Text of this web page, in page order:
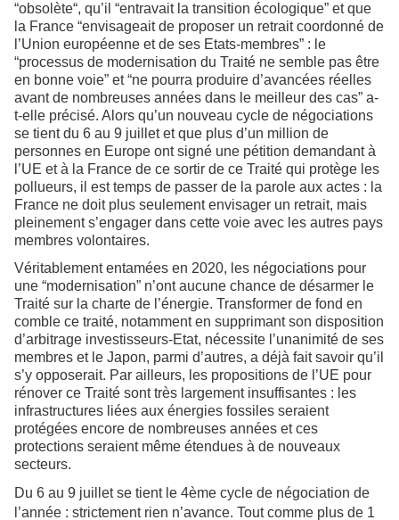
“obsolète“, qu’il “entravait la transition écologique” et que
la France “envisageait de proposer un retrait coordonné de
l’Union européenne et de ses Etats-membres” : le
“processus de modernisation du Traité ne semble pas être
en bonne voie” et “ne pourra produire d’avancées réelles
avant de nombreuses années dans le meilleur des cas” a-
t-elle précisé. Alors qu’un nouveau cycle de négociations
se tient du 6 au 9 juillet et que plus d’un million de
personnes en Europe ont signé une pétition demandant à
l’UE et à la France de ce sortir de ce Traité qui protège les
pollueurs, il est temps de passer de la parole aux actes : la
France ne doit plus seulement envisager un retrait, mais
pleinement s’engager dans cette voie avec les autres pays
membres volontaires.
Véritablement entamées en 2020, les négociations pour
une “modernisation” n’ont aucune chance de désarmer le
Traité sur la charte de l’énergie. Transformer de fond en
comble ce traité, notamment en supprimant son disposition
d’arbitrage investisseurs-Etat, nécessite l’unanimité de ses
membres et le Japon, parmi d’autres, a déjà fait savoir qu’il
s’y opposerait. Par ailleurs, les propositions de l’UE pour
rénover ce Traité sont très largement insuffisantes : les
infrastructures liées aux énergies fossiles seraient
protégées encore de nombreuses années et ces
protections seraient même étendues à de nouveaux
secteurs.
Du 6 au 9 juillet se tient le 4ème cycle de négociation de
l’année : strictement rien n’avance. Tout comme plus de 1